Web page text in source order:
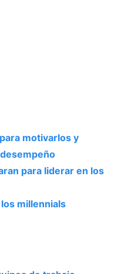
motivarlos y
para liderar en los
millennials